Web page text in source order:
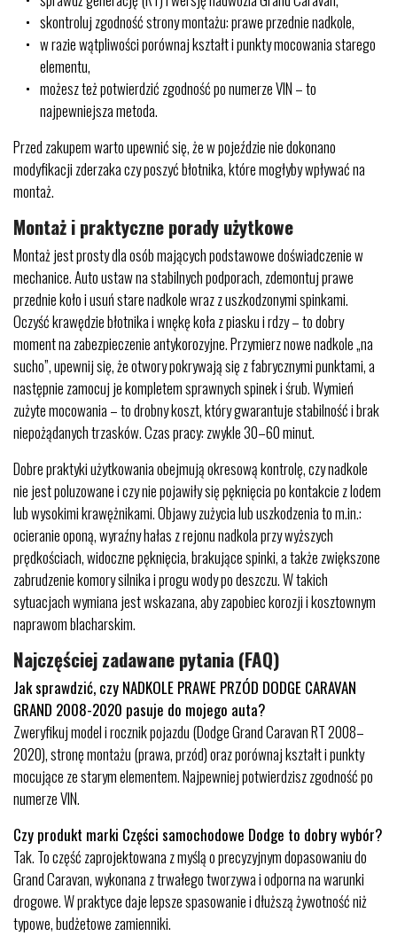
skontroluj zgodność strony montażu: prawe przednie nadkole,
w razie wątpliwości porównaj kształt i punkty mocowania starego
elementu,
możesz też potwierdzić zgodność po numerze VIN – to
najpewniejsza metoda.
Przed zakupem warto upewnić się, że w pojeździe nie dokonano
modyfikacji zderzaka czy poszyć błotnika, które mogłyby wpływać na
montaż.
Montaż i praktyczne porady użytkowe
Montaż jest prosty dla osób mających podstawowe doświadczenie w
mechanice. Auto ustaw na stabilnych podporach, zdemontuj prawe
przednie koło i usuń stare nadkole wraz z uszkodzonymi spinkami.
Oczyść krawędzie błotnika i wnękę koła z piasku i rdzy – to dobry
moment na zabezpieczenie antykorozyjne. Przymierz nowe nadkole „na
sucho”, upewnij się, że otwory pokrywają się z fabrycznymi punktami, a
następnie zamocuj je kompletem sprawnych spinek i śrub. Wymień
zużyte mocowania – to drobny koszt, który gwarantuje stabilność i brak
niepożądanych trzasków. Czas pracy: zwykle 30–60 minut.
Dobre praktyki użytkowania obejmują okresową kontrolę, czy nadkole
nie jest poluzowane i czy nie pojawiły się pęknięcia po kontakcie z lodem
lub wysokimi krawężnikami. Objawy zużycia lub uszkodzenia to m.in.:
ocieranie oponą, wyraźny hałas z rejonu nadkola przy wyższych
prędkościach, widoczne pęknięcia, brakujące spinki, a także zwiększone
zabrudzenie komory silnika i progu wody po deszczu. W takich
sytuacjach wymiana jest wskazana, aby zapobiec korozji i kosztownym
naprawom blacharskim.
Najczęściej zadawane pytania (FAQ)
Jak sprawdzić, czy NADKOLE PRAWE PRZÓD DODGE CARAVAN
GRAND 2008-2020 pasuje do mojego auta?
Zweryfikuj model i rocznik pojazdu (Dodge Grand Caravan RT 2008–
2020), stronę montażu (prawa, przód) oraz porównaj kształt i punkty
mocujące ze starym elementem. Najpewniej potwierdzisz zgodność po
numerze VIN.
Czy produkt marki Części samochodowe Dodge to dobry wybór?
Tak. To część zaprojektowana z myślą o precyzyjnym dopasowaniu do
Grand Caravan, wykonana z trwałego tworzywa i odporna na warunki
drogowe. W praktyce daje lepsze spasowanie i dłuższą żywotność niż
typowe, budżetowe zamienniki.